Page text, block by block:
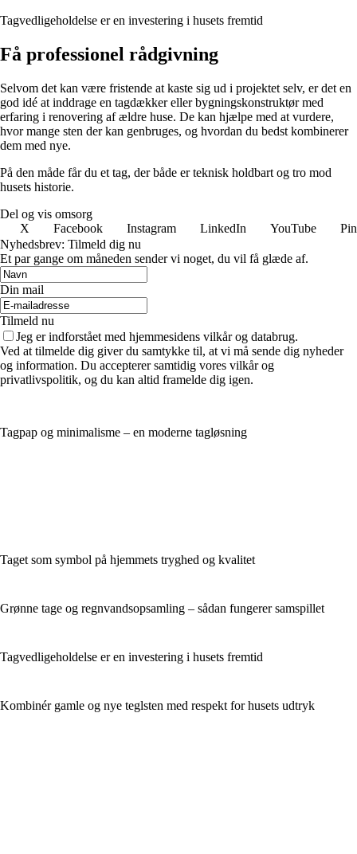
Tagvedligeholdelse er en investering i husets fremtid
Få professionel rådgivning
Selvom det kan være fristende at kaste sig ud i projektet selv, er det en
god idé at inddrage en tagdækker eller bygningskonstruktør med
erfaring i renovering af ældre huse. De kan hjælpe med at vurdere,
hvor mange sten der kan genbruges, og hvordan du bedst kombinerer
dem med nye.
På den måde får du et tag, der både er teknisk holdbart og tro mod
husets historie.
Del og vis omsorg
X
Facebook Instagram LinkedIn YouTube
Nyhedsbrev: Tilmeld dig nu
Et par gange om måneden sender vi noget, du vil få glæde af.
Din mail
Tilmeld nu
Jeg er indforstået med hjemmesidens vilkår og databrug.
Ved at tilmelde dig giver du samtykke til, at vi må sende dig nyheder
og information. Du accepterer samtidig vores vilkår og
privatlivspolitik, og du kan altid framelde dig igen.
Tagpap og minimalisme – en moderne tagløsning
Taget som symbol på hjemmets tryghed og kvalitet
Grønne tage og regnvandsopsamling – sådan fungerer samspillet
Tagvedligeholdelse er en investering i husets fremtid
Kombinér gamle og nye teglsten med respekt for husets udtryk